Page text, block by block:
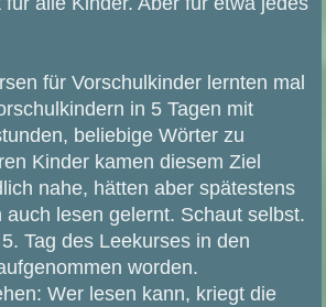
für Vorschulkinder lernten mal
in 5 Tagen mit
beliebige Wörter zu
Kinder kamen diesem Ziel
nahe, hätten aber spätestens
auch lesen gelernt. Schaut selbst.
Tag des Leekurses in den
worden.
Wer lesen kann, kriegt die